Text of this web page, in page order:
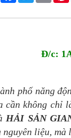
Đ/c:
phố năng
cần không chỉ
HẢI SẢN
liệu, mà